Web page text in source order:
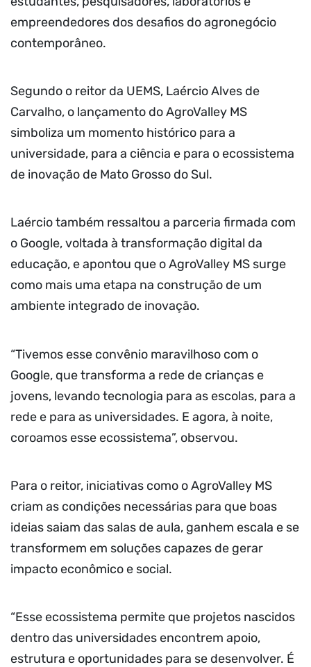
empreendedores dos desafios do agronegócio
contemporâneo.
Segundo o reitor da UEMS, Laércio Alves de
Carvalho, o lançamento do AgroValley MS
simboliza um momento histórico para a
universidade, para a ciência e para o ecossistema
de inovação de Mato Grosso do Sul.
Laércio também ressaltou a parceria firmada com
o Google, voltada à transformação digital da
educação, e apontou que o AgroValley MS surge
como mais uma etapa na construção de um
ambiente integrado de inovação.
“Tivemos esse convênio maravilhoso com o
Google, que transforma a rede de crianças e
jovens, levando tecnologia para as escolas, para a
rede e para as universidades. E agora, à noite,
coroamos esse ecossistema”, observou.
Para o reitor, iniciativas como o AgroValley MS
criam as condições necessárias para que boas
ideias saiam das salas de aula, ganhem escala e se
transformem em soluções capazes de gerar
impacto econômico e social.
“Esse ecossistema permite que projetos nascidos
dentro das universidades encontrem apoio,
estrutura e oportunidades para se desenvolver. É